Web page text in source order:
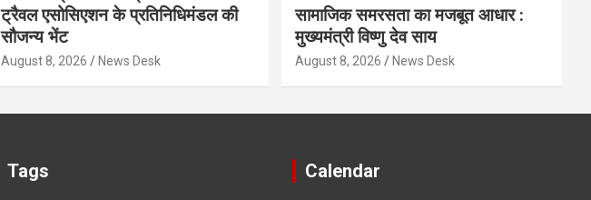
ट्रैवल एसोसिएशन के प्रतिनिधिमंडल की
सौजन्य भेंट
August 8, 2026 News Desk
सामाजिक समरसता का मजबूत आधार :
मुख्यमंत्री विष्णु देव साय
August 8, 2026 News Desk
Tags Calendar